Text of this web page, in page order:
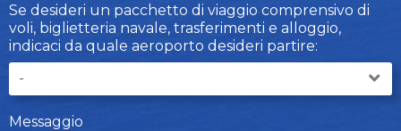
Se desideri un pacchetto di viaggio comprensivo di
voli, biglietteria navale, trasferimenti e alloggio,
indicaci da quale aeroporto desideri partire:
Messaggio